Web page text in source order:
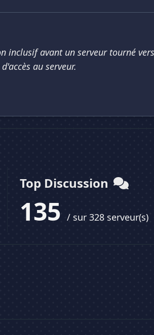
inclusif avant un serveur tourné
au serveur.
Top Discussion
135 / sur 328 serveur(s)